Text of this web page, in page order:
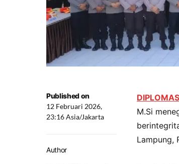
Published on
12 Februari 2026,
23:16 Asia/Jakarta
Author
M.Si
Lampung,